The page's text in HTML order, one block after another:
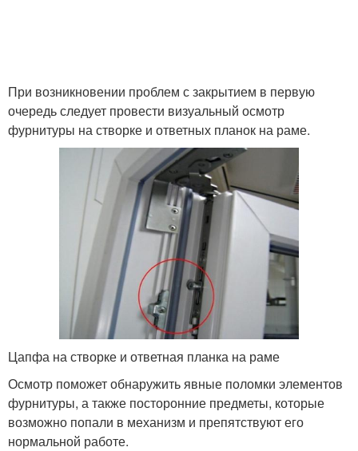
При возникновении проблем с закрытием в первую
очередь следует провести визуальный осмотр
фурнитуры на створке и ответных планок на раме.
Цапфа на створке и ответная планка на раме
Осмотр поможет обнаружить явные поломки элементов
фурнитуры, а также посторонние предметы, которые
возможно попали в механизм и препятствуют его
нормальной работе.